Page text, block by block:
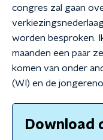
congres zal gaan
worden besproken.
maanden een paar
komen van onder
(WI) en de
Download